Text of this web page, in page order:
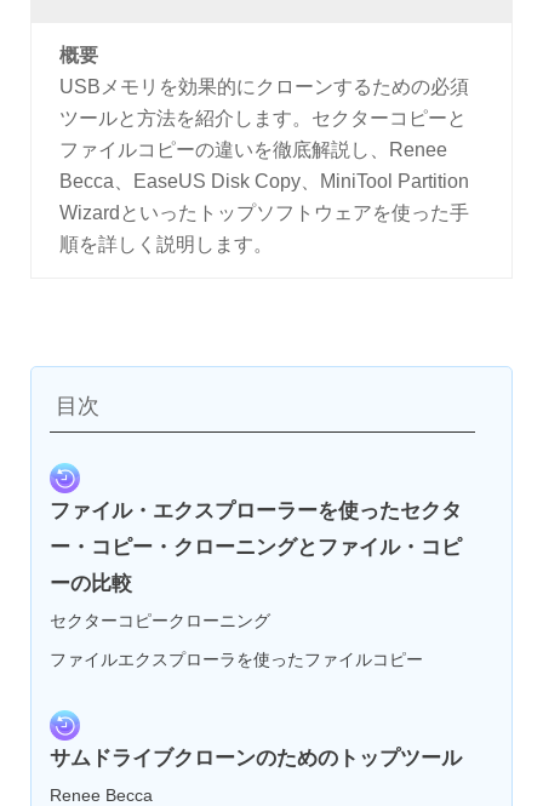
概要
USBメモリを効果的にクローンするための必須
ツールと方法を紹介します。セクターコピーと
ファイルコピーの違いを徹底解説し、Renee
Becca、EaseUS Disk Copy、MiniTool Partition
Wizardといったトップソフトウェアを使った手
順を詳しく説明します。
目次
ファイル・エクスプローラーを使ったセクタ
ー・コピー・クローニングとファイル・コピ
ーの比較
セクターコピークローニング
ファイルエクスプローラを使ったファイルコピー
サムドライブクローンのためのトップツール
Renee Becca